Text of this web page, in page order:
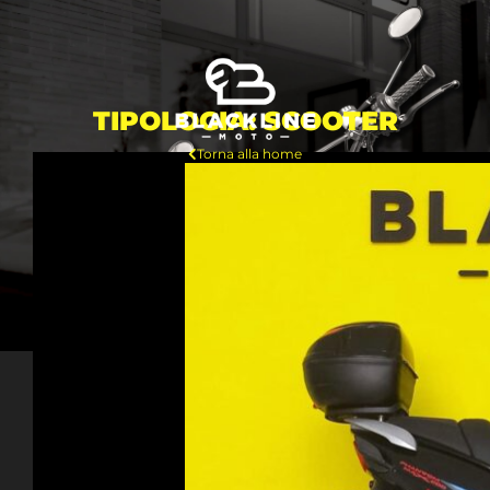
Torna alla home
TIPOLOGIA: SCOOTER